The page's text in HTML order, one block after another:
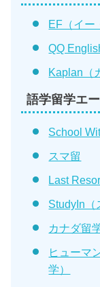
EF（イー
QQ
Kaplan（
語学留学エ
School
スマ留
Last
StudyIn（
カナダ留
ヒューマ
学）